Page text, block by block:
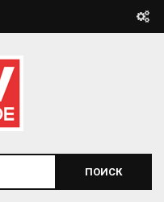
ПОИСК